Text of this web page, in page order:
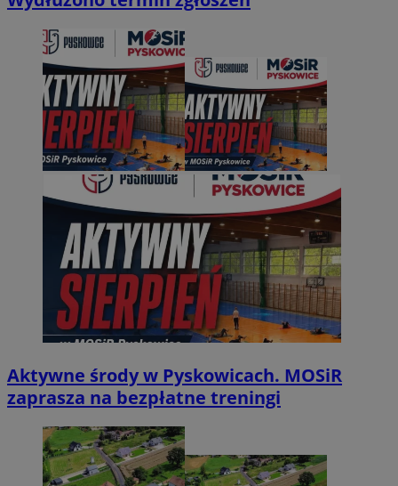
Aktywne środy w Pyskowicach. MOSiR
zaprasza na bezpłatne treningi